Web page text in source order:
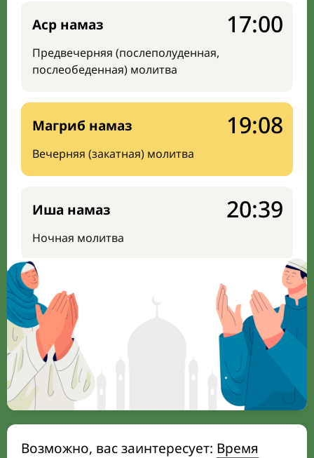
Аср намаз
Предвечерняя (послеполуденная,
послеобеденная) молитва
17:00
Магриб намаз
Вечерняя (закатная) молитва
19:08
Иша намаз
Ночная молитва
20:39
Возможно, вас заинтересует: Время